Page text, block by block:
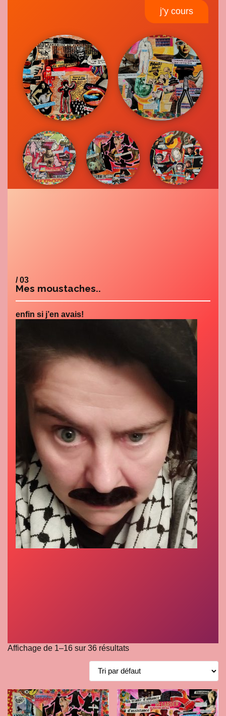
j’y cours
/ 03
Mes moustaches..
enfin si j’en avais!
Affichage de 1–16 sur 36 résultats